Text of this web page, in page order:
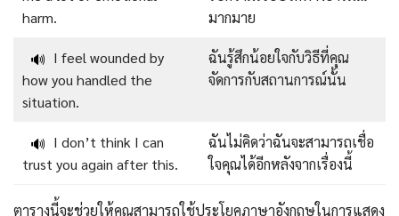
harm.
มากมาย
🔊 I feel wounded by
how you handled the
situation.
ฉันรู้สึกน้อยใจกับวิธีที่คุณ
จัดการกับสถานการณ์นั้น
🔊 I don’t think I can
trust you again after this.
ฉันไม่คิดว่าฉันจะสามารถเชื่อ
ใจคุณได้อีกหลังจากเรื่องนี้
ตารางนี้จะช่วยให้คุณสามารถใช้ประโยคภาษาอังกฤษในการแสดง